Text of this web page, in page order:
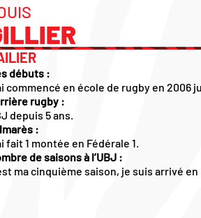
débuts :
commencé en école de rugby en 2006
rugby :
depuis 5 ans.
:
fait 1 montée en Fédérale 1.
de saisons à l’UBJ :
ma cinquième saison, je suis arrivé en